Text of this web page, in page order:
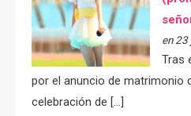
en
Tras
por el anuncio de matrimonio
celebración de […]